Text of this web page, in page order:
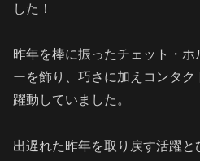
した！
昨年を棒に振ったチェット・
ーを飾り、巧さに加えコンタ
躍動していました。
出遅れた昨年を取り戻す活躍と